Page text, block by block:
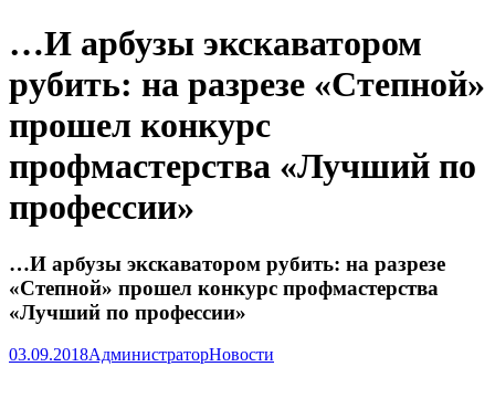
…И арбузы экскаватором
рубить: на разрезе «Степной»
прошел конкурс
профмастерства «Лучший по
профессии»
…И арбузы экскаватором рубить: на разрезе
«Степной» прошел конкурс профмастерства
«Лучший по профессии»
03.09.2018АдминистраторНовости